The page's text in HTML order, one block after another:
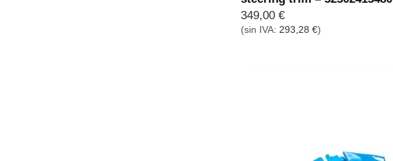
349,00 €
(sin IVA: 293,28 €)